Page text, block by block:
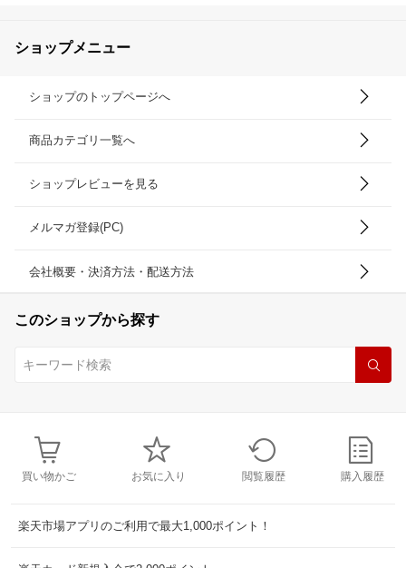
ショップメニュー
ショップのトップページへ
商品カテゴリ一覧へ
ショップレビューを見る
メルマガ登録(PC)
会社概要・決済方法・配送方法
このショップから探す
買い物かご お気に入り 閲覧履歴 購入履歴
楽天市場アプリのご利用で最大1,000ポイント！